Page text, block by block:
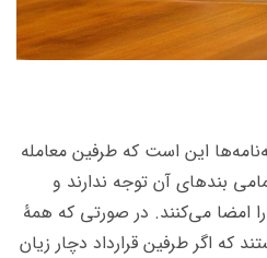
این است که طرفین معامله
بند‌های آن توجه ندارند و
را امضا می‌کنند. در صورتی که همۀ
که اگر طرفین قرارداد دچار زیان